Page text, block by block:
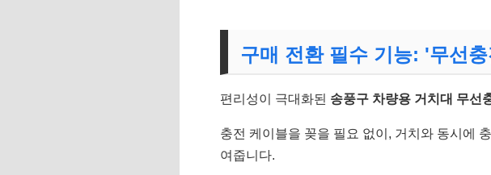
구매 전환 필수 기능: '무선
편리성이 극대화된 송풍구 차량용 거치대 무선
충전 케이블을 꽂을 필요 없이, 거치와 동시에
여줍니다.